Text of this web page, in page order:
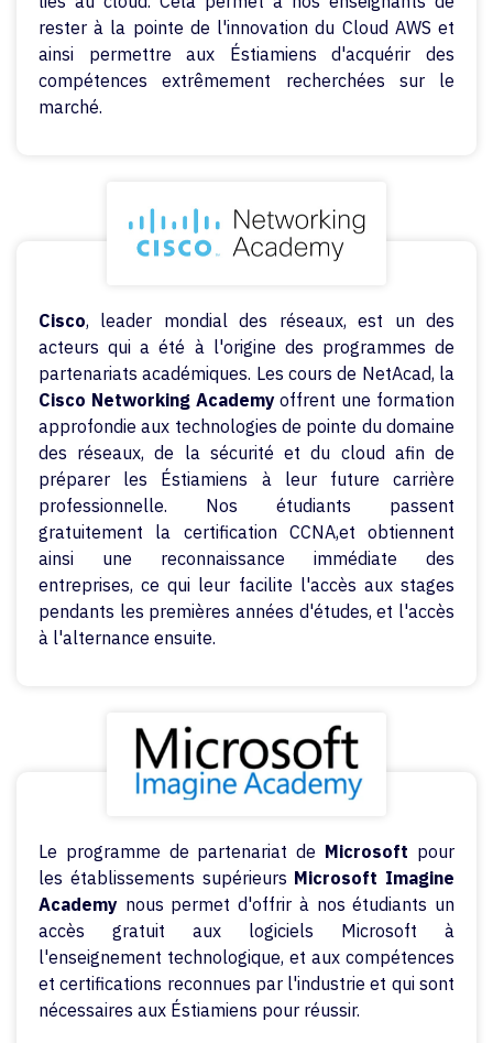
rester à la pointe de l'innovation du Cloud AWS et
ainsi permettre aux Éstiamiens d'acquérir des
compétences extrêmement recherchées sur le
marché.
Cisco, leader mondial des réseaux, est un des
acteurs qui a été à l'origine des programmes de
partenariats académiques. Les cours de NetAcad, la
Cisco Networking Academyoffrent une formation
approfondie aux technologies de pointe du domaine
des réseaux, de la sécurité et du cloud afin de
préparer les Éstiamiens à leur future carrière
professionnelle. Nos étudiants passent
gratuitement la certification CCNA,et obtiennent
ainsi une reconnaissance immédiate des
entreprises, ce qui leur facilite l'accès aux stages
pendants les premières années d'études, et l'accès
à l'alternance ensuite.
Le programme de partenariat de Microsoft pour
les établissements supérieurs Microsoft Imagine
Academy nous permet d'offrir à nos étudiants un
accès gratuit aux logiciels Microsoft à
l'enseignement technologique, et aux compétences
et certifications reconnues par l'industrie et qui sont
nécessaires aux Éstiamiens pour réussir.